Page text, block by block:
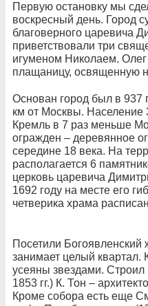
Первую остановку мы
воскресный день. Город
благоверного царевича
приветствовали три
игуменом Николаем.
плащаницу, освященную
Основан город был в 937
км от Москвы. Население
Кремль в 7 раз меньше
огражден – деревянное
середине 18 века. На
располагается 6
церковь царевича
1692 году на месте его
четверика храма
Посетили
занимает целый квартал.
усеяны звездами. Строил
1853 гг.) К. Тон –
Кроме собора есть еще